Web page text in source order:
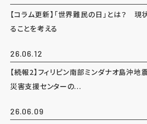
【コラム更新】「世界難民の日」とは？ 現
ることを考える
26.06.12
【続報2】フィリピン南部ミンダナオ島沖地
災害支援センターの...
26.06.09